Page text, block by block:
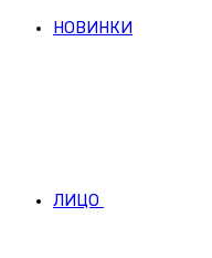
НОВИНКИ
ЛИЦО